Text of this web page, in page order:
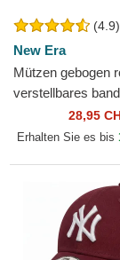
(4.9)
New Era
Mützen gebogen
verstellbares
Essential der New
Yankees MLB
28,95
Erhalten Sie es bis